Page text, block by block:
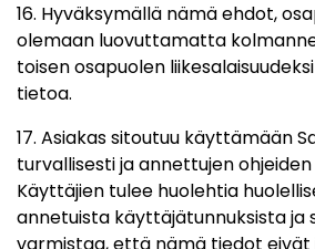
16. Hyväksymällä nämä ehdot,
olemaan luovuttamatta
toisen osapuolen
tietoa.
17. Asiakas sitoutuu käyttämään
turvallisesti ja annettujen
Käyttäjien tulee huolehtia
annetuista käyttäjätunnuksista ja